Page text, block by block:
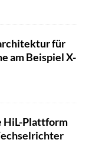
für
am Beispiel X-
HiL-Plattform